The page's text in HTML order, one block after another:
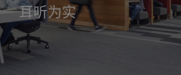
耳听为实